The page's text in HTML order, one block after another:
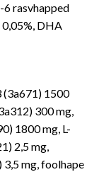
6 rasvhapped
0,05%, DHA
(3a671) 1500
300 mg,
1800 mg, L-
2,5 mg,
mg, foolhape